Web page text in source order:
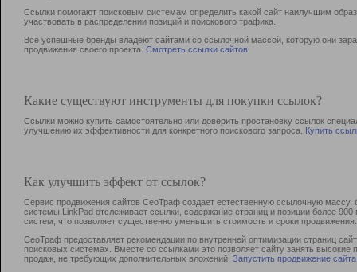
Ссылки помогают поисковым системам определить какой сайт наилучшим
участвовать в раcпределении позиций и поискового трафика.
Все успешные бренды владеют сайтами со ссылочной массой, которую они
продвижения своего проекта. Смотреть ссылки сайтов
Какие существуют инструменты для покупки ссылок?
Ссылки можно купить самостоятельно или доверить простановку ссылок
улучшению их эффективности для конкретного поискового запроса. Купить
Как улучшить эффект от ссылок?
Сервис продвижения сайтов СеоТраф создает естественную ссылочную
системы LinkPad отслеживает ссылки, содержание страниц и позиции более
систем, что позволяет существенно уменьшить стоимость и сроки продвижения.
СеоТраф предоставляет рекомендации по внутренней оптимизации страниц
поисковых системах. Вместе со ссылками это позволяет сайту занять
продаж, не требующих дополнительных вложений. Запустить продвижение сайта